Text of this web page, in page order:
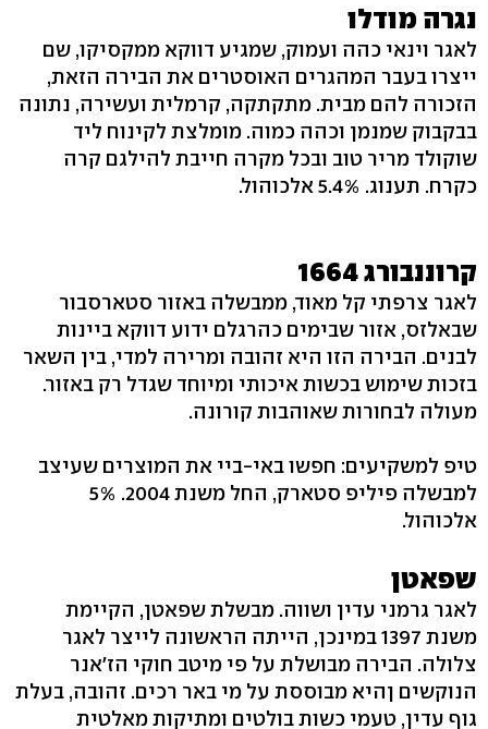
נגרה מודלו
לאגר וינאי כהה ועמוק, שמגיע דווקא ממקסיקו, שם
ייצרו בעבר המהגרים האוסטרים את הבירה הזאת,
הזכורה להם מבית. מתקתקה, קרמלית ועשירה, נתונה
בבקבוק שמנמן וכהה כמוה. מומלצת לקינוח ליד
שוקולד מריר טוב ובכל מקרה חייבת להילגם קרה
כקרח. תענוג. 5.4% אלכוהול.
קרוננבורג 1664
לאגר צרפתי קל מאוד, ממבשלה באזור סטארסבור
שבאלזס, אזור שבימים כהרגלם ידוע דווקא ביינות
לבנים. הבירה הזו היא זהובה ומרירה למדי, בין השאר
בזכות שימוש בכשות איכותי ומיוחד שגדל רק באזור.
מעולה לבחורות שאוהבות קורונה.
טיפ למשקיעים: חפשו באי-ביי את המוצרים שעיצב
למבשלה פיליפ סטארק, החל משנת 2004. 5%
אלכוהול.
שפאטן
לאגר גרמני עדין ושווה. מבשלת שפאטן, הקיימת
משנת 1397 במינכן, הייתה הראשונה לייצר לאגר
צלולה. הבירה מבושלת על פי מיטב חוקי הז'אנר
הנוקשים ןהיא מבוססת על מי באר רכים. זהובה, בעלת
גוף עדין, טעמי כשות בולטים ומתיקות מאלטית